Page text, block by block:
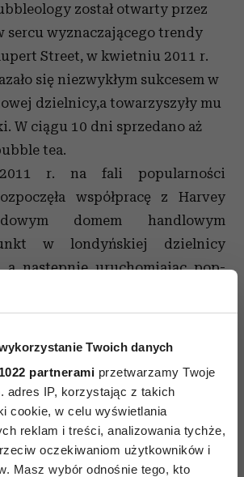
Twoich danych
partnerami przetwarzamy Twoje
adres IP, korzystając z takich
cookie, w celu wyświetlania
reklam i treści, analizowania tychże,
oczekiwaniom użytkowników i
Masz wybór odnośnie tego, kto
został otwarty przez
sercu wyznaczającego trendy
Street, w kwietniu 2011 r.
się niezwykłym sukcesem w
dzielnicy,a towarzyszyły mu
W ciągu 10 dni sprzedano aż
tea.
r. na fali popularności
współpracę z Harvey
domem handlowym
w londyńskiej dzielnicy
a następnie uruchomiając pop-
filiach w Dublinie oraz w trzech
miastach Wielkiej Brytanii –
Wielkiej Brytanii.
jedną z ulubionych marek na
lokal na Soho stał się
dla Tajwańczyków